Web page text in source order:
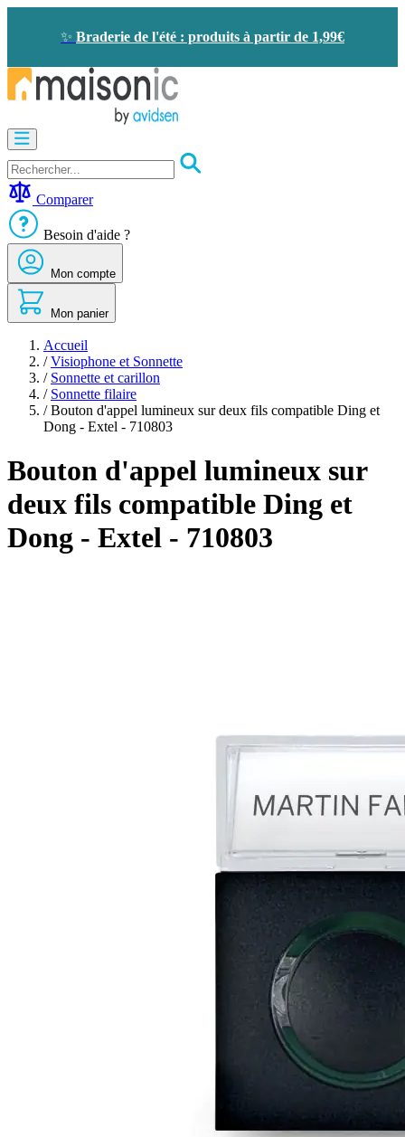
✨ Braderie de l'été : produits à partir de 1,99€
Visiophone
-
Sonnette
-
économie
d'énergie
Sécurité
Confort
de
maison
Seconde
vie
Bons
plans
Comparer
Besoin d'aide ?
Mon compte
Mon panier
Accueil
/ Visiophone et Sonnette
/ Sonnette et carillon
/ Sonnette filaire
/ Bouton d'appel lumineux sur deux fils compatible Ding et
Dong - Extel - 710803
Bouton d'appel lumineux sur
deux fils compatible Ding et
Dong - Extel - 710803